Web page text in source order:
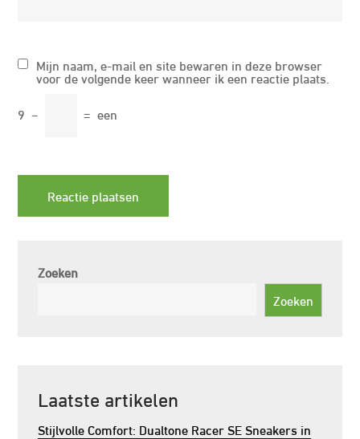
Mijn naam, e-mail en site bewaren in deze browser
voor de volgende keer wanneer ik een reactie plaats.
9 − = een
Zoeken
Zoeken
Laatste artikelen
Stijlvolle Comfort: Dualtone Racer SE Sneakers in